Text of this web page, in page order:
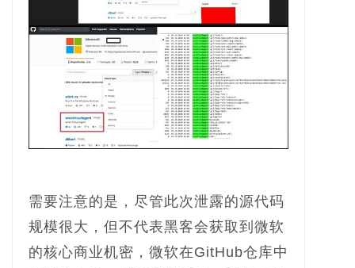
需要注意的是，尽管此次泄露的源代码
规模很大，但不代表黑客会获取到微软
的核心商业机密，微软在GitHub仓库中